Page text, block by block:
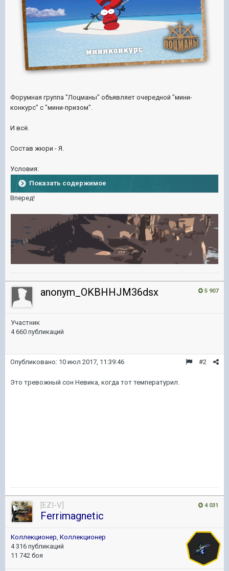
Форумная группа "Лоцманы" объявляет очередной "мини-
конкурс" с "мини-призом".
И всё.
Состав жюри - Я.
Условия:
Показать содержимое
Вперед!
5 907
anonym_OKBHHJM36dsx
Участник
4 660 публикаций
#2
Опубликовано: 10 июл 2017, 11:39:46
Это тревожный сон Невика, когда тот температурил.
4 031
[EZI-V]
Ferrimagnetic
Коллекционер Коллекционер
4 316 публикаций
11 742 боя